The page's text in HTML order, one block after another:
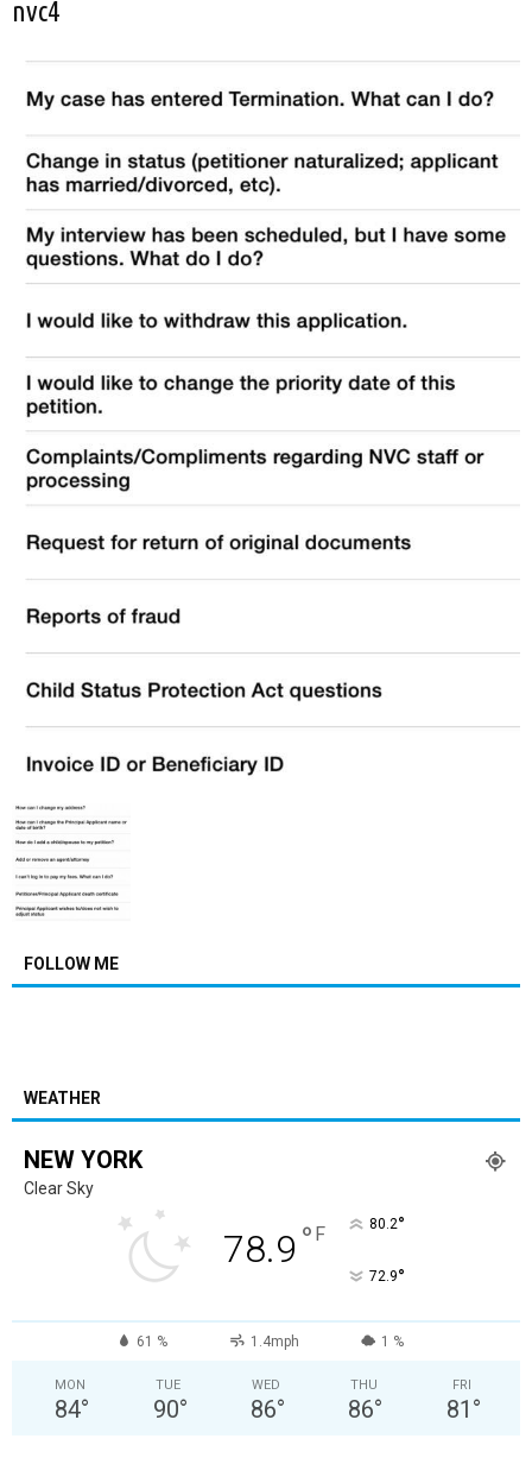
nvc4
FOLLOW ME
WEATHER
NEW YORK
Clear Sky
78.9 ° F 80.2°
72.9°
61 % 1.4mph 1 %
MON
84°
TUE
90°
WED
86°
THU
86°
FRI
81 °